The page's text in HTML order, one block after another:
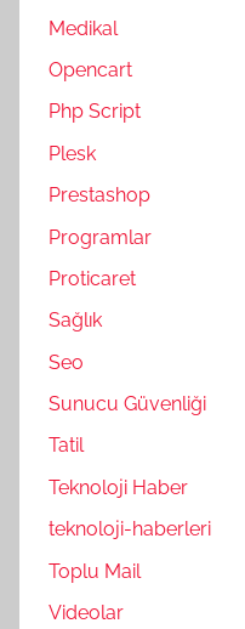
Medikal
Opencart
Php Script
Plesk
Prestashop
Programlar
Proticaret
Sağlık
Seo
Sunucu Güvenliği
Tatil
Teknoloji Haber
teknoloji-haberleri
Toplu Mail
Videolar